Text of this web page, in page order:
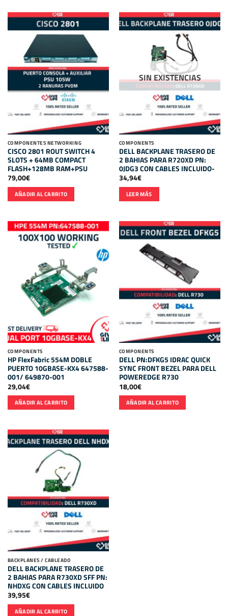
COMPONENTES NETWORKING
CISCO 2801 ROUT SWITCH 4
SLOTS + 64MB COMPACT
FLASH+128MB RAM+PSU
79,00€
AÑADIR AL CARRITO
SIN EXISTENCIAS
COMPONENTS
DELL BACKPLANE TRASERO DE
2 BAHIAS PARA R720XD PN:
0JDG3 CON CABLES INCLUIDO-
34,94€
LEER MÁS
COMPONENTS
HP FlexFabric 554M DOBLE
PUERTO 10GBASE-KX4 647588-
001/ 649870-001
29,04€
AÑADIR AL CARRITO
COMPONENTS
DELL PN:DFKG5 IDRAC QUICK
SYNC FRONT BEZEL PARA DELL
POWEREDGE R730
18,00€
AÑADIR AL CARRITO
BACKPLANES / CABLEADO
DELL BACKPLANE TRASERO DE
2 BAHIAS PARA R730XD SFF PN:
NHDXG CON CABLES INCLUIDO
39,95€
AÑADIR AL CARRITO